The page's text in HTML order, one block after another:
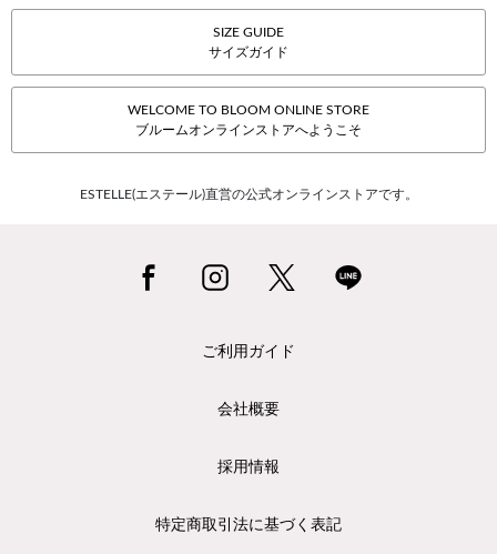
SIZE GUIDE
サイズガイド
WELCOME TO BLOOM ONLINE STORE
ブルームオンラインストアへようこそ
ESTELLE(エステール)直営の公式オンラインストアです。
ご利用ガイド
会社概要
採用情報
特定商取引法に基づく表記